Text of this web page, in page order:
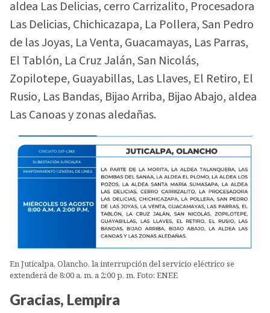
aldea Las Delicias, cerro Carrizalito, Procesadora
Las Delicias, Chichicazapa, La Pollera, San Pedro
de las Joyas, La Venta, Guacamayas, Las Parras,
El Tablón, La Cruz Jalán, San Nicolás,
Zopilotepe, Guayabillas, Las Llaves, El Retiro, El
Rusio, Las Bandas, Bijao Arriba, Bijao Abajo, aldea
Las Canoas y zonas aledañas.
En Juticalpa, Olancho, la interrupción del servicio eléctrico se
extenderá de 8:00 a. m. a 2:00 p. m. Foto: ENEE
Gracias, Lempira